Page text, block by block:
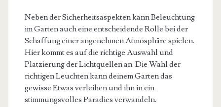
Neben der Sicherheitsaspekten kann Beleuchtung
im Garten auch eine entscheidende Rolle bei der
Schaffung einer angenehmen Atmosphäre spielen.
Hier kommt es auf die richtige Auswahl und
Platzierung der Lichtquellen an. Die Wahl der
richtigen Leuchten kann deinem Garten das
gewisse Etwas verleihen und ihn in ein
stimmungsvolles Paradies verwandeln.